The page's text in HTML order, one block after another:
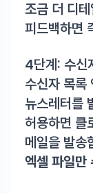
조금 더 디
피드백하면
4단계: 수신
수신자 목록
뉴스레터를
허용하면 클
메일을 발송
엑셀 파일만